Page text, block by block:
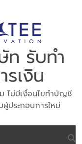
ท รับทำ
เงิน
ไม่มีเงื่อนไขทำบัญชี
ประกอบการใหม่